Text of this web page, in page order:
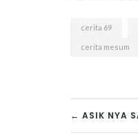
cerita 69
cerita mesum
POST
← ASIK NYA